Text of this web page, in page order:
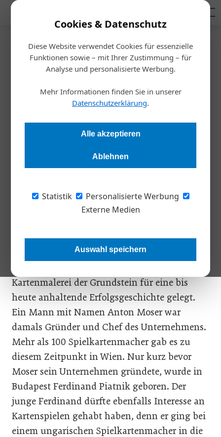
Cookies & Datenschutz
Diese Website verwendet Cookies für essenzielle
Funktionen sowie – mit Ihrer Zustimmung – für
Analyse und personalisierte Werbung.
Mehr Informationen finden Sie in unserer
Datenschutzerklärung.
Alle akzeptieren
Ablehnen
Statistik
Personalisierte Werbung
Externe Medien
Auswahl speichern
Startseite/Inspiration
200 Jahre Piatnik
Spiele aus Wien für die Welt
20.03.2024, 11:44 Uhr
Kartenspiele feiert seinen 200. Geburtstag. Die Wiener
Spielkartenfabrik Piatnik existiert seit dem Jahr 1824. Das
das weiterhin bleiben.
Kongress nach der Niederlage Napoleon
Bonapartes Europa neu geordnet hatte, wurde
Kartenmalerei der Grundstein für eine bis
heute anhaltende Erfolgsgeschichte gelegt.
Ein Mann mit Namen Anton Moser war
damals Gründer und Chef des Unternehmens.
Mehr als 100 Spielkartenmacher gab es zu
diesem Zeitpunkt in Wien. Nur kurz bevor
Moser sein Unternehmen gründete, wurde in
Budapest Ferdinand Piatnik geboren. Der
junge Ferdinand dürfte ebenfalls Interesse an
Kartenspielen gehabt haben, denn er ging bei
einem ungarischen Spielkartenmacher in die